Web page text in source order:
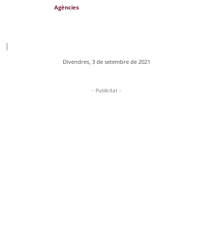
Agències
|
Divendres, 3 de setembre de 2021
- Publicitat -